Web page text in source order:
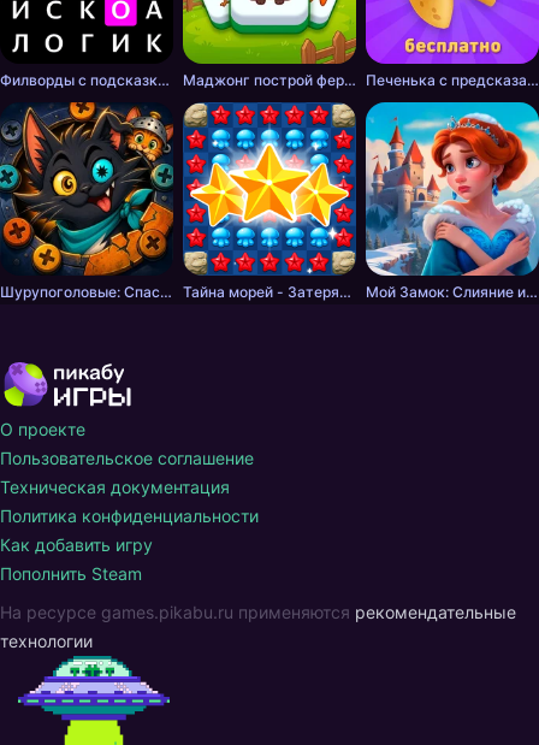
Филворды с подсказками Маджонг построй ферму Печенька с предсказанием
Шурупоголовые: Спасение хвостов Тайна морей - Затерянные сокровища: Три в ряд Мой Замок: Слияние и История
О проекте
Пользовательское соглашение
Техническая документация
Политика конфиденциальности
Как добавить игру
Пополнить Steam
На ресурсе games.pikabu.ru применяются рекомендательные
технологии